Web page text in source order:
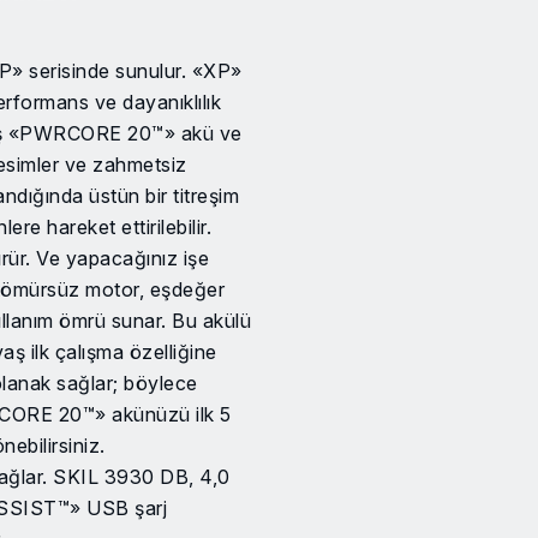
serisinde sunulur. «XP»
ve dayanıklılık
20™» akü ve
ve zahmetsiz
üstün bir titreşim
hareket ettirilebilir.
Ve yapacağınız işe
motor, eşdeğer
ömrü sunar. Bu akülü
ilk çalışma özelliğine
sağlar; böylece
20™» akünüzü ilk 5
SKIL 3930 DB, 4,0
USB şarj